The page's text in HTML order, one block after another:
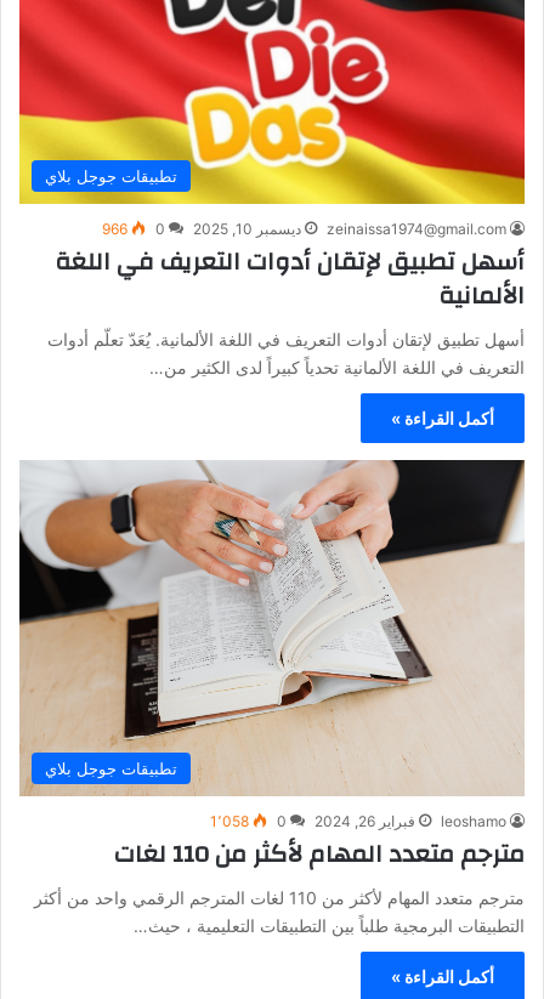
تطبيقات جوجل بلاي
zeinaissa1974@gmail.com ديسمبر 10, 2025 0
966
أسهل تطبيق لإتقان أدوات التعريف في اللغة
الألمانية
أسهل تطبيق لإتقان أدوات التعريف في اللغة الألمانية. يُعَدّ تعلّم أدوات
التعريف في اللغة الألمانية تحدياً كبيراً لدى الكثير من…
أكمل القراءة »
تطبيقات جوجل بلاي
leoshamo فبراير 26, 2024 0 1٬058
مترجم متعدد المهام لأكثر من 110 لغات
مترجم متعدد المهام لأكثر من 110 لغات المترجم الرقمي واحد من أكثر
التطبيقات البرمجية طلباً بين التطبيقات التعليمية ، حيث…
أكمل القراءة »